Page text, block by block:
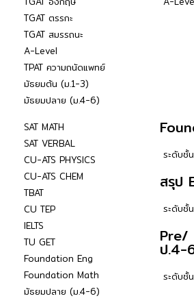
TGAT ตรรกะ
TGAT สมรรถนะ
A-Level
TPAT ความถนัดแพทย์
มัธยมต้น (ม.1-3)
มัธยมปลาย (ม.4-6)
SAT MATH
SAT VERBAL
CU-ATS PHYSICS
CU-ATS CHEM
TBAT
CU TEP
IELTS
TU GET
Foundation Eng
Foundation Math
มัธยมปลาย (ม.4-6)
ระดับชั้
สรุป
ระดับชั้
Pre/
ป.4-
ระดับชั้